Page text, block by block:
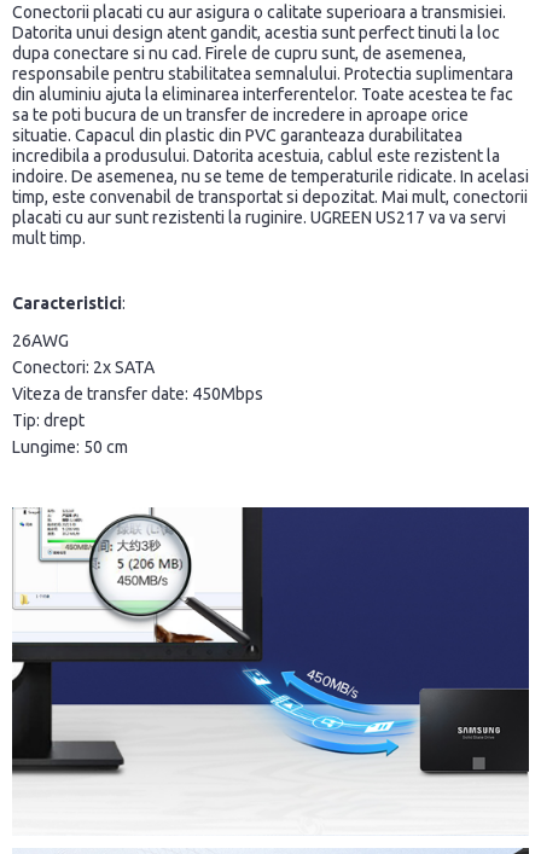
Conectorii placati cu aur asigura o calitate superioara a transmisiei.
Datorita unui design atent gandit, acestia sunt perfect tinuti la loc
dupa conectare si nu cad. Firele de cupru sunt, de asemenea,
responsabile pentru stabilitatea semnalului. Protectia suplimentara
din aluminiu ajuta la eliminarea interferentelor. Toate acestea te fac
sa te poti bucura de un transfer de incredere in aproape orice
situatie. Capacul din plastic din PVC garanteaza durabilitatea
incredibila a produsului. Datorita acestuia, cablul este rezistent la
indoire. De asemenea, nu se teme de temperaturile ridicate. In acelasi
timp, este convenabil de transportat si depozitat. Mai mult, conectorii
placati cu aur sunt rezistenti la ruginire. UGREEN US217 va va servi
mult timp.
Caracteristici:
26AWG
Conectori: 2x SATA
Viteza de transfer date: 450Mbps
Tip: drept
Lungime: 50 cm